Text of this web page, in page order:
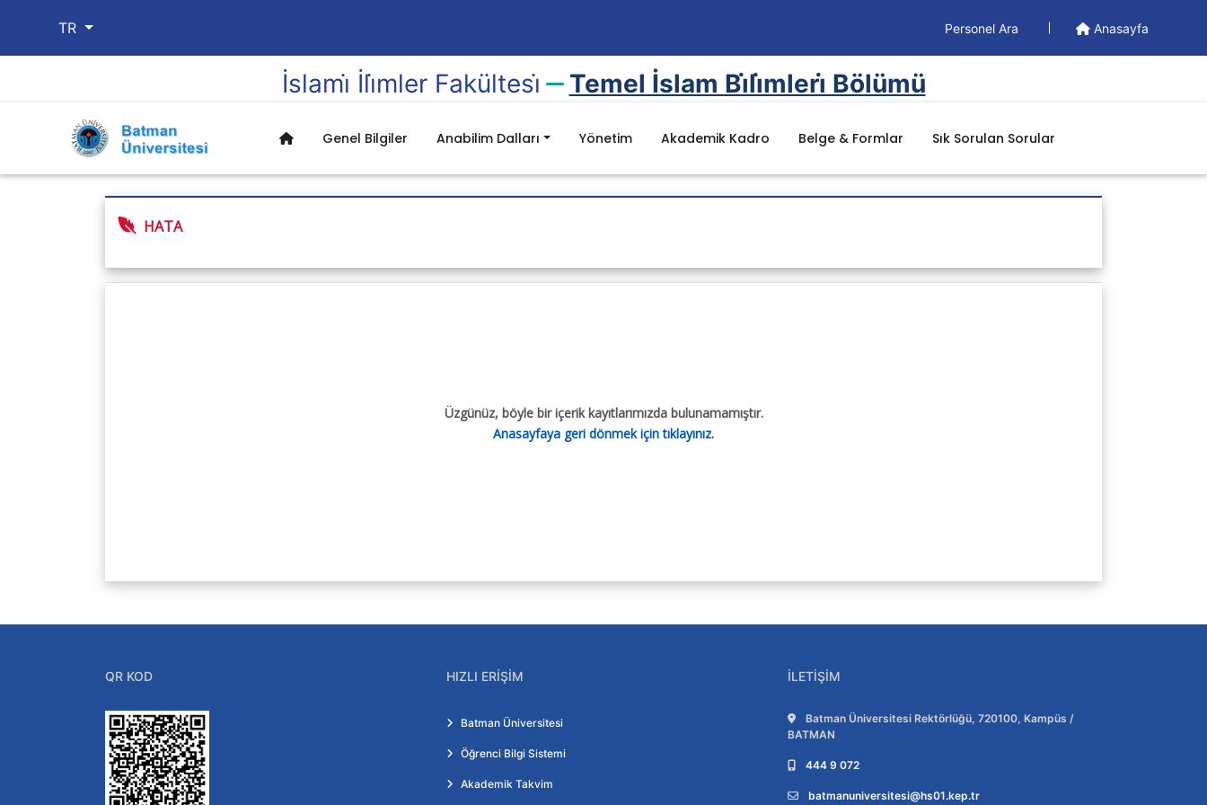
TR Personel Ara Anasayfa
İslami̇ İli̇mler Fakültesi̇ Temel İslam Bi̇li̇mleri̇ Bölümü
Genel Bilgiler Anabilim Dalları
Anabilim Dalları
Anabilim Dalı
Yönetim Akademik Kadro Belge & Formlar Sık Sorulan Sorular
HATA
Üzgünüz, böyle bir içerik kayıtlarımızda bulunamamıştır.
Anasayfaya geri dönmek için tıklayınız.
QR KOD HIZLI ERIŞIM
Batman Üniversitesi
Öğrenci Bilgi Sistemi
Akademik Takvim
İLETIŞIM
Adres:
Batman Üniversitesi Rektörlüğü, 720100, Kampüs /
BATMAN
Telefon:
444 9 072
E-posta:
batmanuniversitesi@hs01.kep.tr